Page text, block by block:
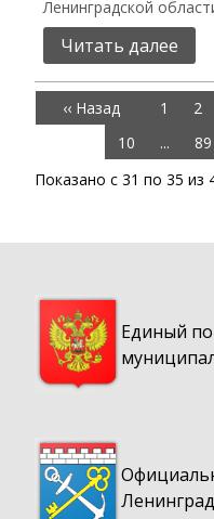
Ленинградской
Читать далее
‹‹ Назад 1 2
10
... 89
Показано с 31 по 35 из
Единый